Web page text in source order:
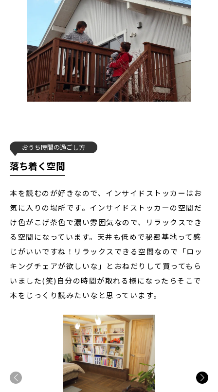
おうち時間の過ごし方
落ち着く空間
本を読むのが好きなので、インサイドストッカーはお
気に入りの場所です。インサイドストッカーの空間だ
け色がこげ茶色で濃い雰囲気なので、リラックスでき
る空間になっています。天井も低めで秘密基地って感
じがいいですね！リラックスできる空間なので「ロッ
キングチェアが欲しいな」とおねだりして買ってもら
いました(笑)自分の時間が取れる様になったらそこで
本をじっくり読みたいなと思っています。